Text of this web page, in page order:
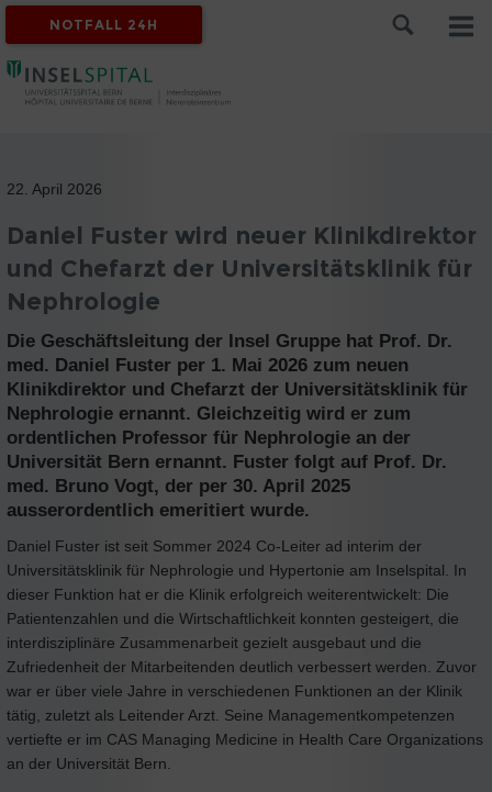
NOTFALL 24H
22. April 2026
Daniel Fuster wird neuer Klinikdirektor
und Chefarzt der Universitätsklinik für
Nephrologie
Die Geschäftsleitung der Insel Gruppe hat Prof. Dr.
med. Daniel Fuster per 1. Mai 2026 zum neuen
Klinikdirektor und Chefarzt der Universitätsklinik für
Nephrologie ernannt. Gleichzeitig wird er zum
ordentlichen Professor für Nephrologie an der
Universität Bern ernannt. Fuster folgt auf Prof. Dr.
med. Bruno Vogt, der per 30. April 2025
ausserordentlich emeritiert wurde.
Daniel Fuster ist seit Sommer 2024 Co-Leiter ad interim der
Universitätsklinik für Nephrologie und Hypertonie am Inselspital. In
dieser Funktion hat er die Klinik erfolgreich weiterentwickelt: Die
Patientenzahlen und die Wirtschaftlichkeit konnten gesteigert, die
interdisziplinäre Zusammenarbeit gezielt ausgebaut und die
Zufriedenheit der Mitarbeitenden deutlich verbessert werden. Zuvor
war er über viele Jahre in verschiedenen Funktionen an der Klinik
tätig, zuletzt als Leitender Arzt. Seine Managementkompetenzen
vertiefte er im CAS Managing Medicine in Health Care Organizations
an der Universität Bern.